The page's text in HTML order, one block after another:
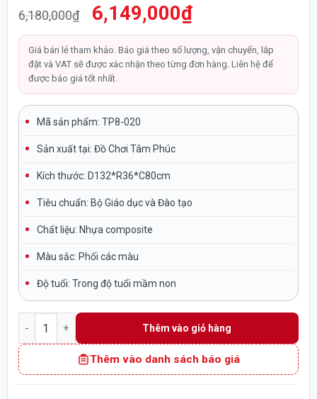
6,180,000₫
Giá
gốc
là:
6,180,000₫.
6,149,000₫Giá
hiện
tại
là:
6,149,000₫.
Giá bán lẻ tham khảo. Báo giá theo số lượng, vận chuyển, lắp
đặt và VAT sẽ được xác nhận theo từng đơn hàng. Liên hệ để
được báo giá tốt nhất.
Mã sản phẩm: TP8-020
Sản xuất tại: Đồ Chơi Tâm Phúc
Kích thước: D132*R36*C80cm
Tiêu chuẩn: Bộ Giáo dục và Đào tạo
Chất liệu: Nhựa composite
Màu sắc: Phối các màu
Độ tuổi: Trong độ tuổi mầm non
Tượng con Ngựa vằn vườn cổ tích cho bé TP8-020 số lượng
Thêm vào giỏ hàng
Thêm vào danh sách báo giá